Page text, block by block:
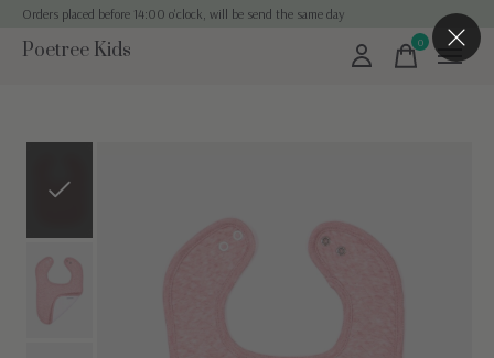
Orders placed before 14:00 o'clock, will be send the same day
Poetree Kids 0items